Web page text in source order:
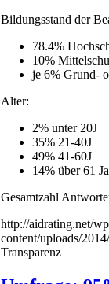
Bildungsstand der
78.4%
10%
je 6% Grund-
Alter:
2% unter 20J
35% 21-40J
49% 41-60J
14% über 61
Gesamtzahl
http://aidrating.net/
content/uploads/
Transparenz